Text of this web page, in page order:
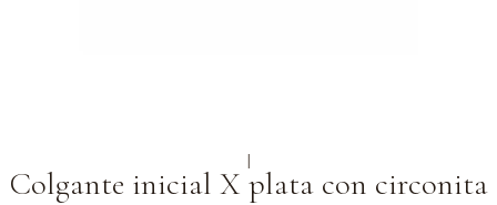
|
Colgante inicial X plata con circonita